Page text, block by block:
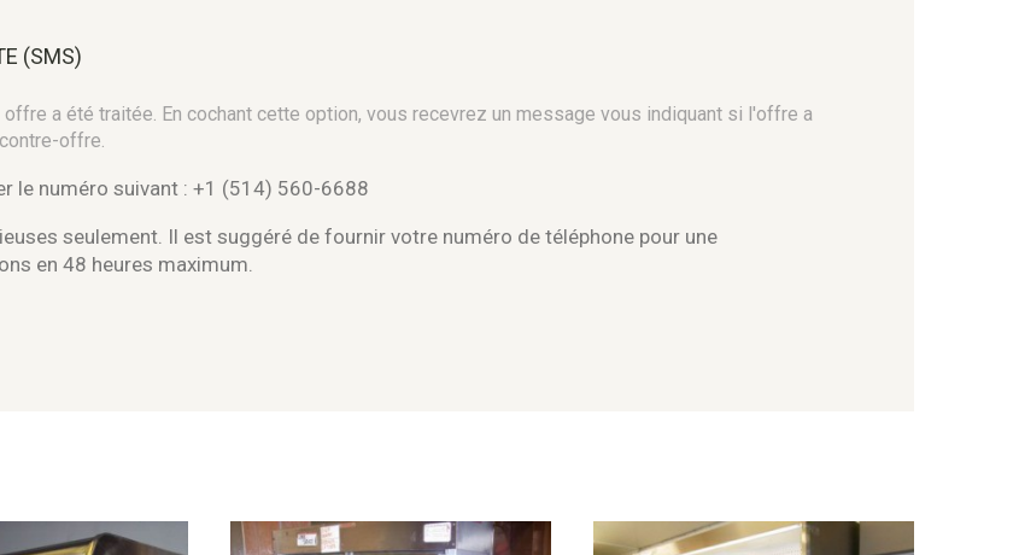
(SMS)
a été traitée. En cochant cette option, vous recevrez un message vous indiquant si l'offre a
offre.
le numéro suivant : +1 (514) 560-6688
seulement. Il est suggéré de fournir votre numéro de téléphone pour une
en 48 heures maximum.